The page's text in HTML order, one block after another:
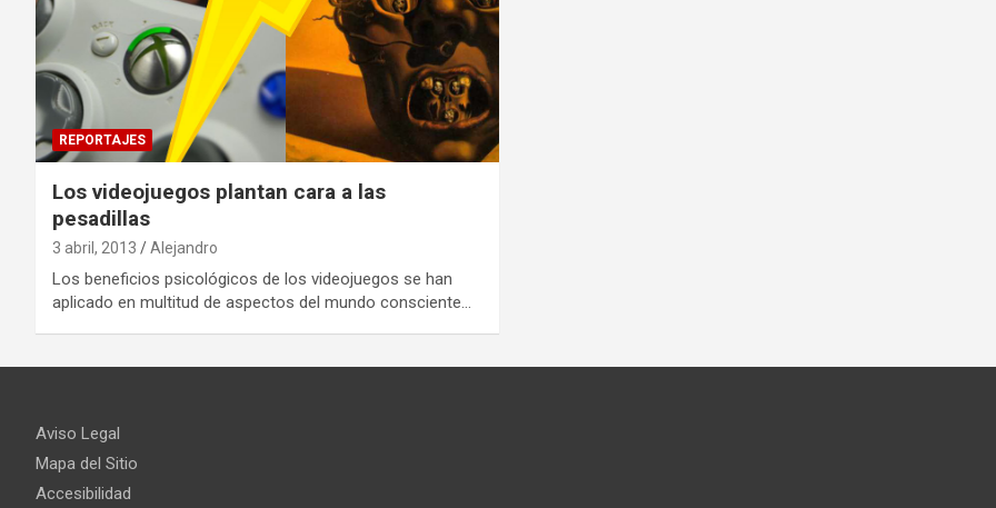
REPORTAJES
Los videojuegos plantan cara a las
pesadillas
3 abril, 2013 Alejandro
Los beneficios psicológicos de los videojuegos se han
aplicado en multitud de aspectos del mundo consciente…
Aviso Legal
Mapa del Sitio
Accesibilidad